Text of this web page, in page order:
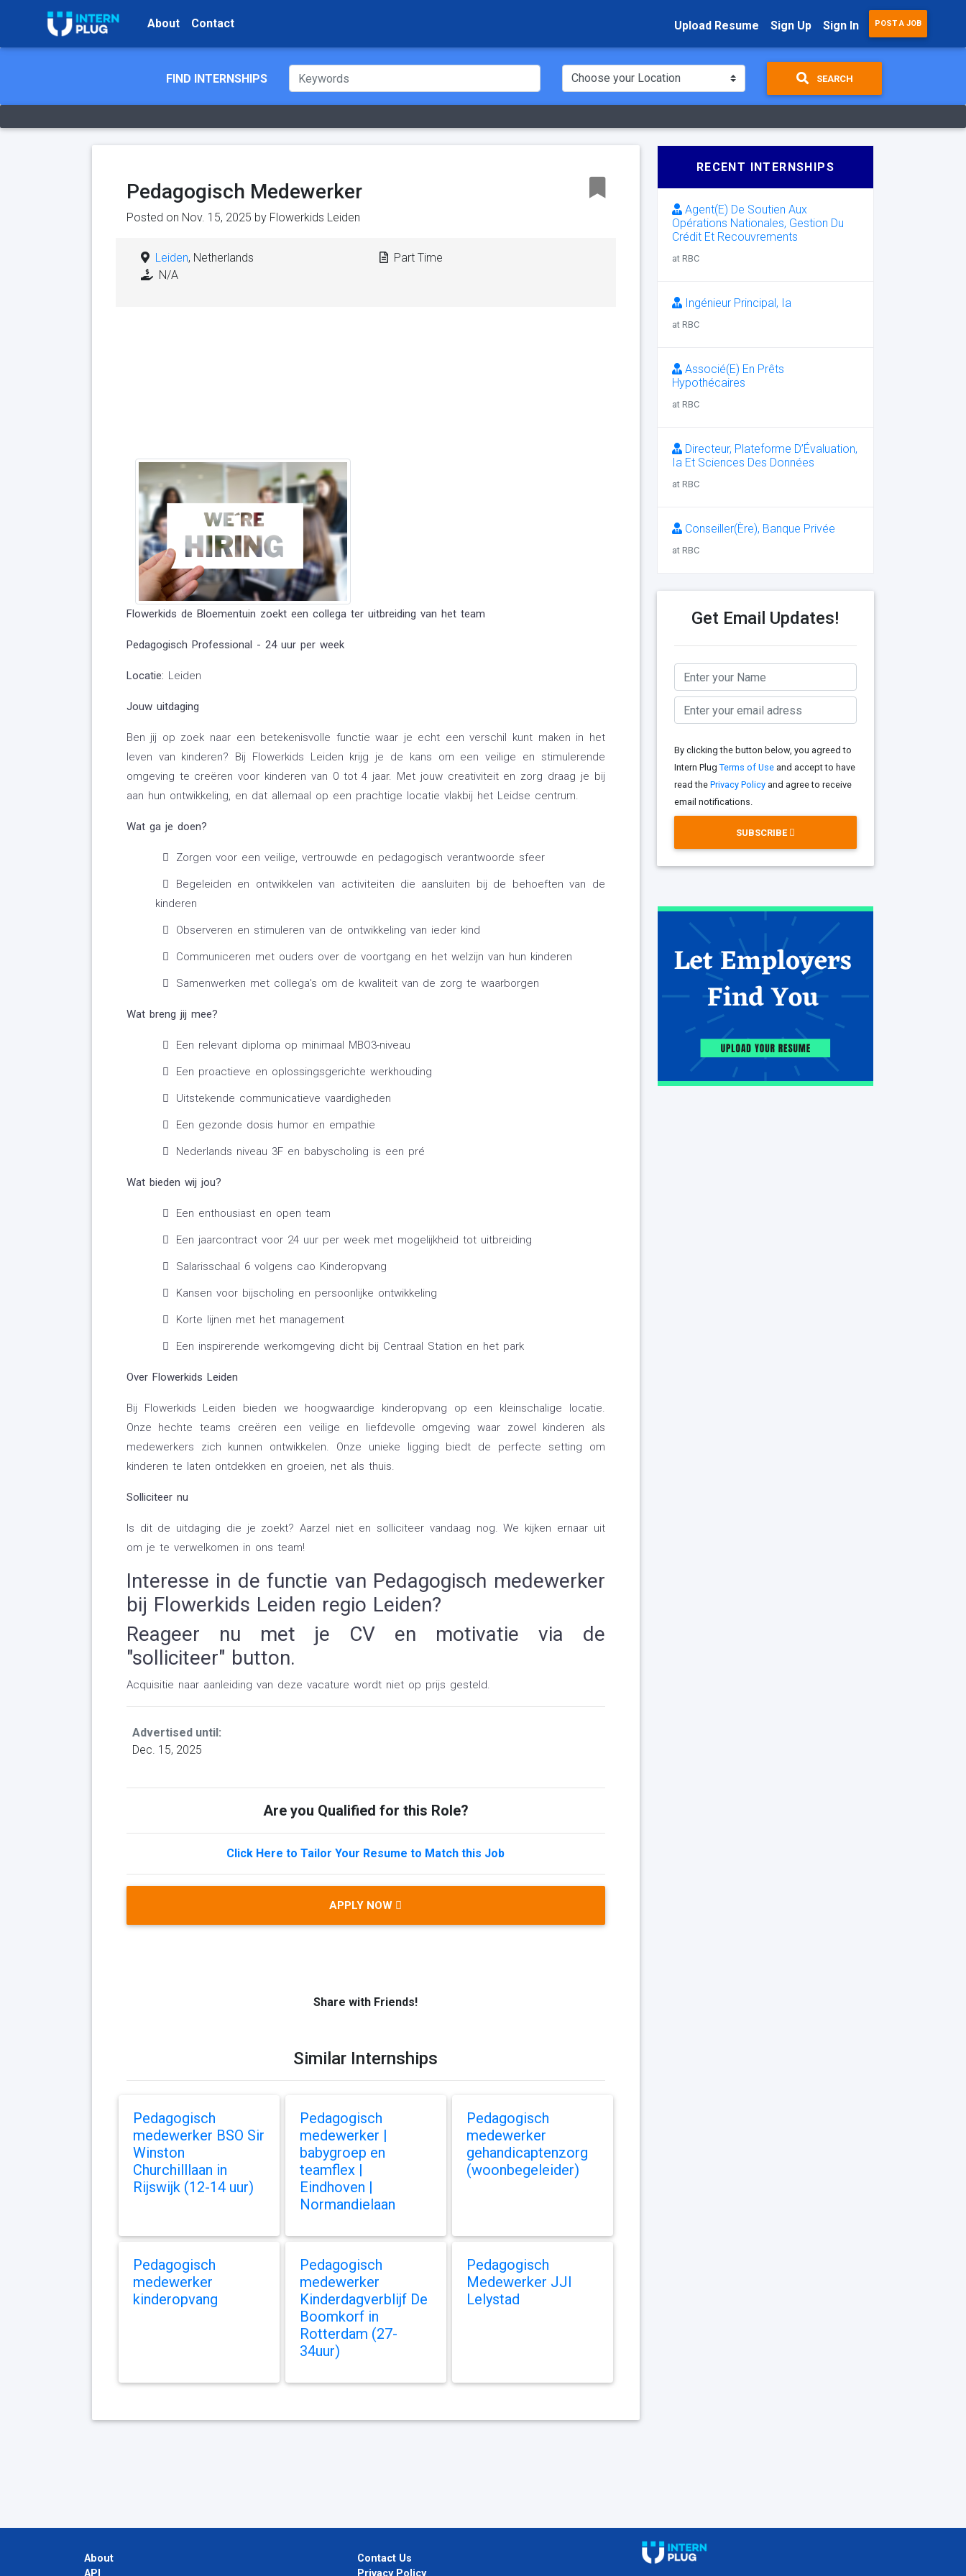
About Contact Upload Resume Sign Up Sign In POST A JOB
FIND INTERNSHIPS SEARCH
Pedagogisch Medewerker
Posted on Nov. 15, 2025 by Flowerkids Leiden
Leiden, Netherlands
N/A
Part Time
Flowerkids de Bloementuin zoekt een collega ter uitbreiding van het team
Pedagogisch Professional - 24 uur per week
Locatie: Leiden
Jouw uitdaging
Ben jij op zoek naar een betekenisvolle functie waar je echt een verschil kunt maken in het
leven van kinderen? Bij Flowerkids Leiden krijg je de kans om een veilige en stimulerende
omgeving te creëren voor kinderen van 0 tot 4 jaar. Met jouw creativiteit en zorg draag je bij
aan hun ontwikkeling, en dat allemaal op een prachtige locatie vlakbij het Leidse centrum.
Wat ga je doen?
Zorgen voor een veilige, vertrouwde en pedagogisch verantwoorde sfeer
Begeleiden en ontwikkelen van activiteiten die aansluiten bij de behoeften van de
kinderen
Observeren en stimuleren van de ontwikkeling van ieder kind
Communiceren met ouders over de voortgang en het welzijn van hun kinderen
Samenwerken met collega's om de kwaliteit van de zorg te waarborgen
Wat breng jij mee?
Een relevant diploma op minimaal MBO3-niveau
Een proactieve en oplossingsgerichte werkhouding
Uitstekende communicatieve vaardigheden
Een gezonde dosis humor en empathie
Nederlands niveau 3F en babyscholing is een pré
Wat bieden wij jou?
Een enthousiast en open team
Een jaarcontract voor 24 uur per week met mogelijkheid tot uitbreiding
Salarisschaal 6 volgens cao Kinderopvang
Kansen voor bijscholing en persoonlijke ontwikkeling
Korte lijnen met het management
Een inspirerende werkomgeving dicht bij Centraal Station en het park
Over Flowerkids Leiden
Bij Flowerkids Leiden bieden we hoogwaardige kinderopvang op een kleinschalige locatie.
Onze hechte teams creëren een veilige en liefdevolle omgeving waar zowel kinderen als
medewerkers zich kunnen ontwikkelen. Onze unieke ligging biedt de perfecte setting om
kinderen te laten ontdekken en groeien, net als thuis.
Solliciteer nu
Is dit de uitdaging die je zoekt? Aarzel niet en solliciteer vandaag nog. We kijken ernaar uit
om je te verwelkomen in ons team!
Interesse in de functie van Pedagogisch medewerker
bij Flowerkids Leiden regio Leiden?
Reageer nu met je CV en motivatie via de
"solliciteer" button.
Acquisitie naar aanleiding van deze vacature wordt niet op prijs gesteld.
Advertised until:
Dec. 15, 2025
Are you Qualified for this Role?
Click Here to Tailor Your Resume to Match this Job
APPLY NOW
Share with Friends!
Similar Internships
Pedagogisch
medewerker BSO Sir
Winston
Churchilllaan in
Rijswijk (12-14 uur)
Pedagogisch
medewerker |
babygroep en
teamflex |
Eindhoven |
Normandielaan
Pedagogisch
medewerker
gehandicaptenzorg
(woonbegeleider)
Pedagogisch
medewerker
kinderopvang
Pedagogisch
medewerker
Kinderdagverblijf De
Boomkorf in
Rotterdam (27-
34uur)
Pedagogisch
Medewerker JJI
Lelystad
RECENT INTERNSHIPS
Agent(E) De Soutien Aux
Opérations Nationales, Gestion Du
Crédit Et Recouvrements
at RBC
Ingénieur Principal, Ia
at RBC
Associé(E) En Prêts
Hypothécaires
at RBC
Directeur, Plateforme D’Évaluation,
Ia Et Sciences Des Données
at RBC
Conseiller(Ère), Banque Privée
at RBC
Get Email Updates!
By clicking the button below, you agreed to
Intern Plug Terms of Useand accept to have
read the Privacy Policyand agree to receive
email notifications.
SUBSCRIBE
About
API
Contact Us
Privacy Policy